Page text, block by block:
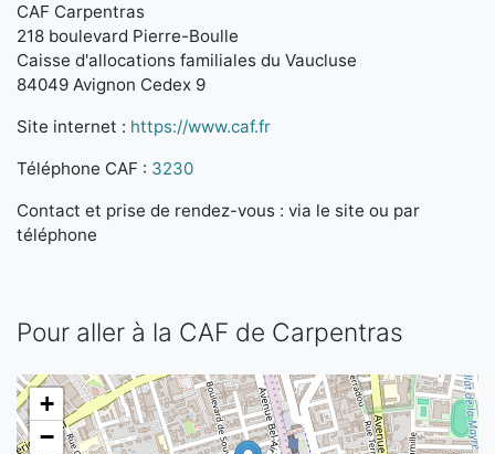
CAF Carpentras
218 boulevard Pierre-Boulle
Caisse d'allocations familiales du Vaucluse
84049 Avignon Cedex 9
Site internet : https://www.caf.fr
Téléphone CAF : 3230
Contact et prise de rendez-vous : via le site ou par
téléphone
Pour aller à la CAF de Carpentras
+
−